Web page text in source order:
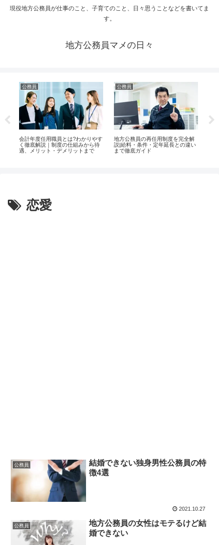
現役地方公務員が仕事のこと、子育てのこと、日々思うことなどを書いてま
す。
地方公務員マメの日々
度任用職員とは?わかりやす
解説｜制度の仕組みから待
リット・デメリットまで
地方公務員の再任用制度を完全解
説|給料・条件・定年延長との違い
まで徹底ガイド
市役所の営業時
まで？土日・
恋愛
公務員
結婚できない独身男性公務員の特
徴4選
2021.10.27
公務員
地方公務員の女性はモテるけど結
婚できない